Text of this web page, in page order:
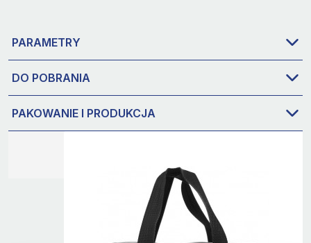
PARAMETRY
DO POBRANIA
PAKOWANIE I PRODUKCJA